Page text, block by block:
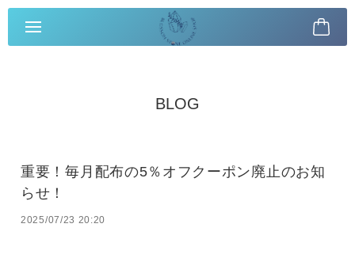
BLOG
重要！毎月配布の5％オフクーポン廃止のお知
らせ！
2025/07/23 20:20